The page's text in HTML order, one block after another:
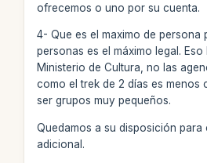
ofrecemos o uno por su cuenta.
4- Que es el maximo de persona
personas es el máximo legal. Eso
Ministerio de Cultura, no las
como el trek de 2 días es menos
ser grupos muy pequeños.
Quedamos a su disposición para
adicional.